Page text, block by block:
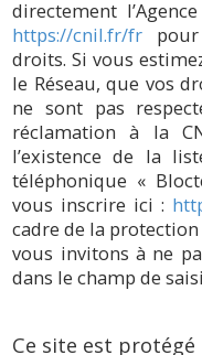
directement
https://cnil.fr/fr
droits. Si vous
le Réseau, que vos
ne sont pas
réclamation à la
l’existence de la
téléphonique «
vous inscrire ici :
cadre de la
vous invitons à ne
dans le champ de
Ce site est protégé